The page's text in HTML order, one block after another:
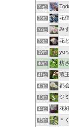
35位
36位 花
37位 み
38位 花
39位 yo
40位 坊
41位 蔵
42位 都
43位 ジ
44位 花
45位 ＊